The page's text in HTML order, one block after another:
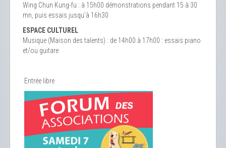
Wing Chun Kung-fu : à 15h00 démonstrations pendant 15 à 30
mn, puis essais jusqu’à 16h30
ESPACE CULTUREL
Musique (Maison des talents) : de 14h00 à 17h00 : essais piano
et/ou guitare
Entrée libre